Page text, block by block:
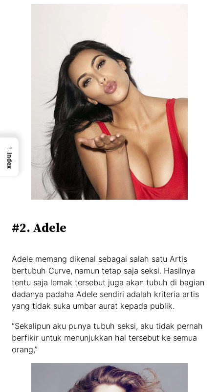
#2. Adele
Adele memang dikenal sebagai salah satu Artis
bertubuh Curve, namun tetap saja seksi. Hasilnya
tentu saja lemak tersebut juga akan tubuh di bagian
dadanya padaha Adele sendiri adalah kriteria artis
yang tidak suka umbar aurat kepada publik.
“Sekalipun aku punya tubuh seksi, aku tidak pernah
berfikir untuk menunjukkan hal tersebut ke semua
orang,”
→
Index